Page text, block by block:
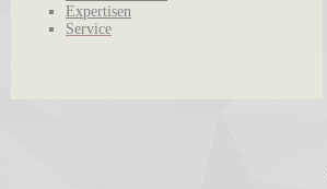
Expertisen
Service